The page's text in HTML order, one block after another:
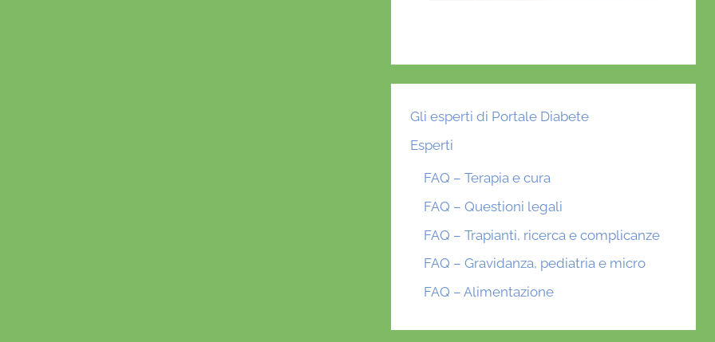
Gli esperti di Portale Diabete
Esperti
FAQ – Terapia e cura
FAQ – Questioni legali
FAQ – Trapianti, ricerca e complicanze
FAQ – Gravidanza, pediatria e micro
FAQ – Alimentazione